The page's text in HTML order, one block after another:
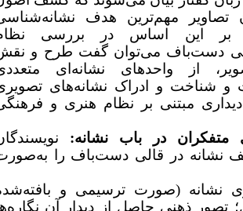
مهم‌ترین هدف نشانه‌شناسی
این اساس در بررسی نظام
دست‌باف می‌توان گفت طرح و نقش
از واحدهای نشانه‌ای متعددی
و ادراک نشانه‌های تصویری
مبتنی بر نظام هنری و فرهنگی
در باب نشانه:
نویسندگان
در قالی دست‌باف را به‌صورت
نشانه (صورت ترسیمی و بافته‌شده
تصور ذهنی حاصل از دیدار آن نگاره‌ها